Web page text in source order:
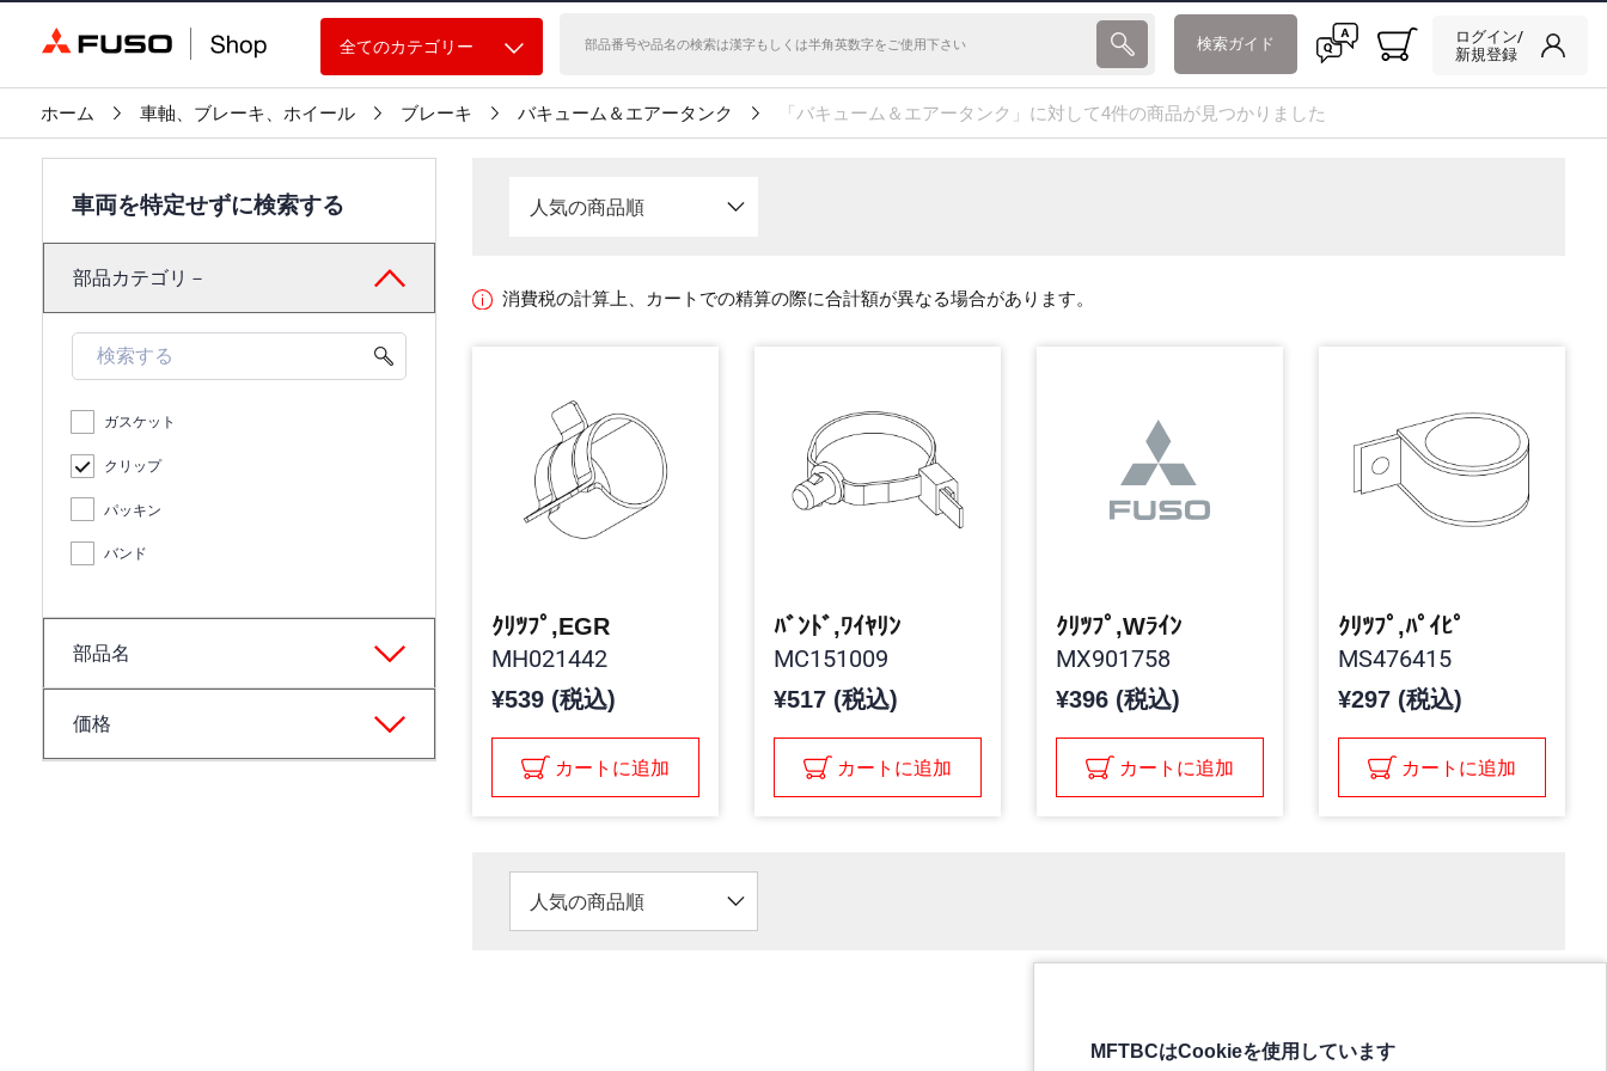
全てのカテゴリー 検索ガイド
ログイン/
新規登録
ホーム 車軸、ブレーキ、ホイール ブレーキ バキューム＆エアータンク 「バキューム＆エアータンク」に対して4件の商品が見つかりました
車両を特定せずに検索する
部品カテゴリ－
ガスケット
クリップ
パッキン
バンド
部品名
価格
人気の商品順
消費税の計算上、カートでの精算の際に合計額が異なる場合があります。
ｸﾘﾂﾌﾟ,EGR
MH021442
¥539 (税込)
カートに追加
ﾊﾞﾝﾄﾞ,ﾜｲﾔﾘﾝ
MC151009
¥517 (税込)
カートに追加
ｸﾘﾂﾌﾟ,Wﾗｲﾝ
MX901758
¥396 (税込)
カートに追加
ｸﾘﾂﾌﾟ,ﾊﾟｲﾋﾟ
MS476415
¥297 (税込)
カートに追加
人気の商品順
MFTBCはCookieを使用しています